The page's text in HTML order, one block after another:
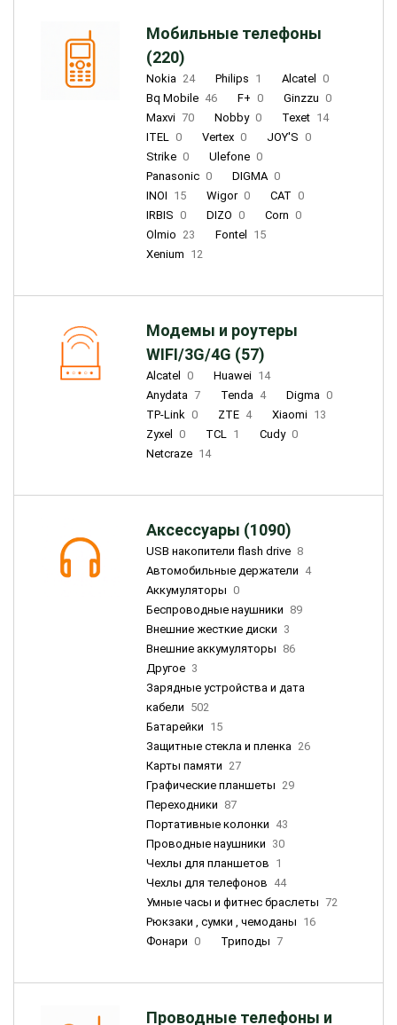
Мобильные телефоны
(220)
Nokia 24 Philips 1 Alcatel
0
Bq Mobile 46 F+ 0 Ginzzu 0
Maxvi 70 Nobby 0 Texet 14
ITEL 0 Vertex 0 JOY'S 0
Strike 0 Ulefone 0
Panasonic 0 DIGMA 0
INOI 15 Wigor 0 CAT 0
IRBIS 0 DIZO 0 Corn 0
Olmio 23 Fontel
15
Xenium 12
Модемы и роутеры
WIFI/3G/4G (57)
Alcatel 0 Huawei 14
Anydata 7 Tenda 4 Digma 0
TP-Link 0 ZTE 4 Xiaomi 13
Zyxel
0 TCL 1 Cudy 0
Netcraze 14
Аксессуары (1090)
USB накопители flash drive 8
Автомобильные держатели 4
Аккумуляторы 0
Беспроводные наушники 89
Внешние жесткие диски 3
Внешние аккумуляторы 86
Другое 3
Зарядные устройства и дата
кабели 502
Батарейки 15
Защитные стекла и пленка 26
Карты памяти 27
Графические планшеты 29
Переходники 87
Портативные колонки 43
Проводные наушники 30
Чехлы для планшетов 1
Чехлы для телефонов 44
Умные часы и фитнес браслеты 72
Рюкзаки , сумки , чемоданы 16
Фонари 0 Триподы 7
Проводные телефоны и